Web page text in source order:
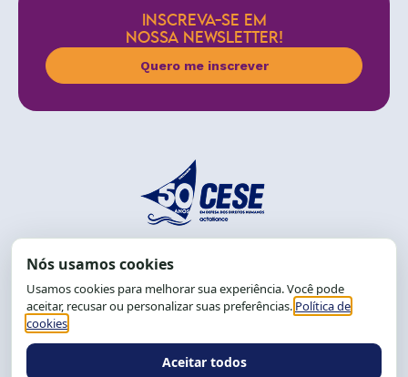
INSCREVA-SE EM
NOSSA NEWSLETTER!
Quero me inscrever
End.: R. da Graça, 150. Graça
CEP: 40.150-055
Salvador-BA, Brasil.
Tel.: (71) 2104-5457, Cel.: (71) 9 9239-2104 ou 2105
Expediente: 8h às 12h e 13 às 17h.